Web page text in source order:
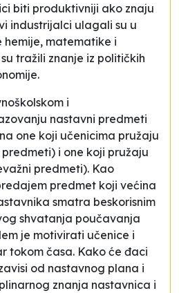
biti produktivniji ako znaju
industrijalci ulagali su u
matematike i
tražili znanje iz političkih
i
nastavni predmeti
one koji učenicima pružaju
predmeti) i one koji pružaju
predmeti). Kao
predmet koji većina
smatra beskorisnim
shvatanja poučavanja
je motivirati učenice i
tokom časa. Kako će đaci
od nastavnog plana i
znanja nastavnica i